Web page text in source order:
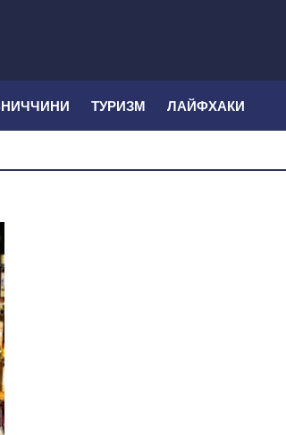
ТУРИЗМ ЛАЙФХАКИ